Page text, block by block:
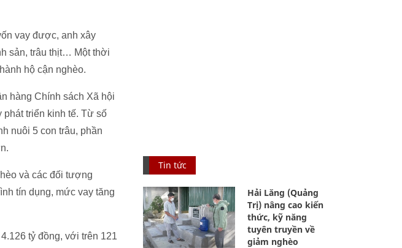
vay được, anh xây
sản, trâu thịt… Một thời
hộ cận nghèo.
hàng Chính sách Xã hội
triển kinh tế. Từ số
nuôi 5 con trâu, phần
và các đối tượng
tín dụng, mức vay tăng
tỷ đồng, với trên 121
Tin tức
Hải Lăng (Quảng
Trị) nâng cao kiến
thức, kỹ năng
tuyên truyền về
giảm nghèo